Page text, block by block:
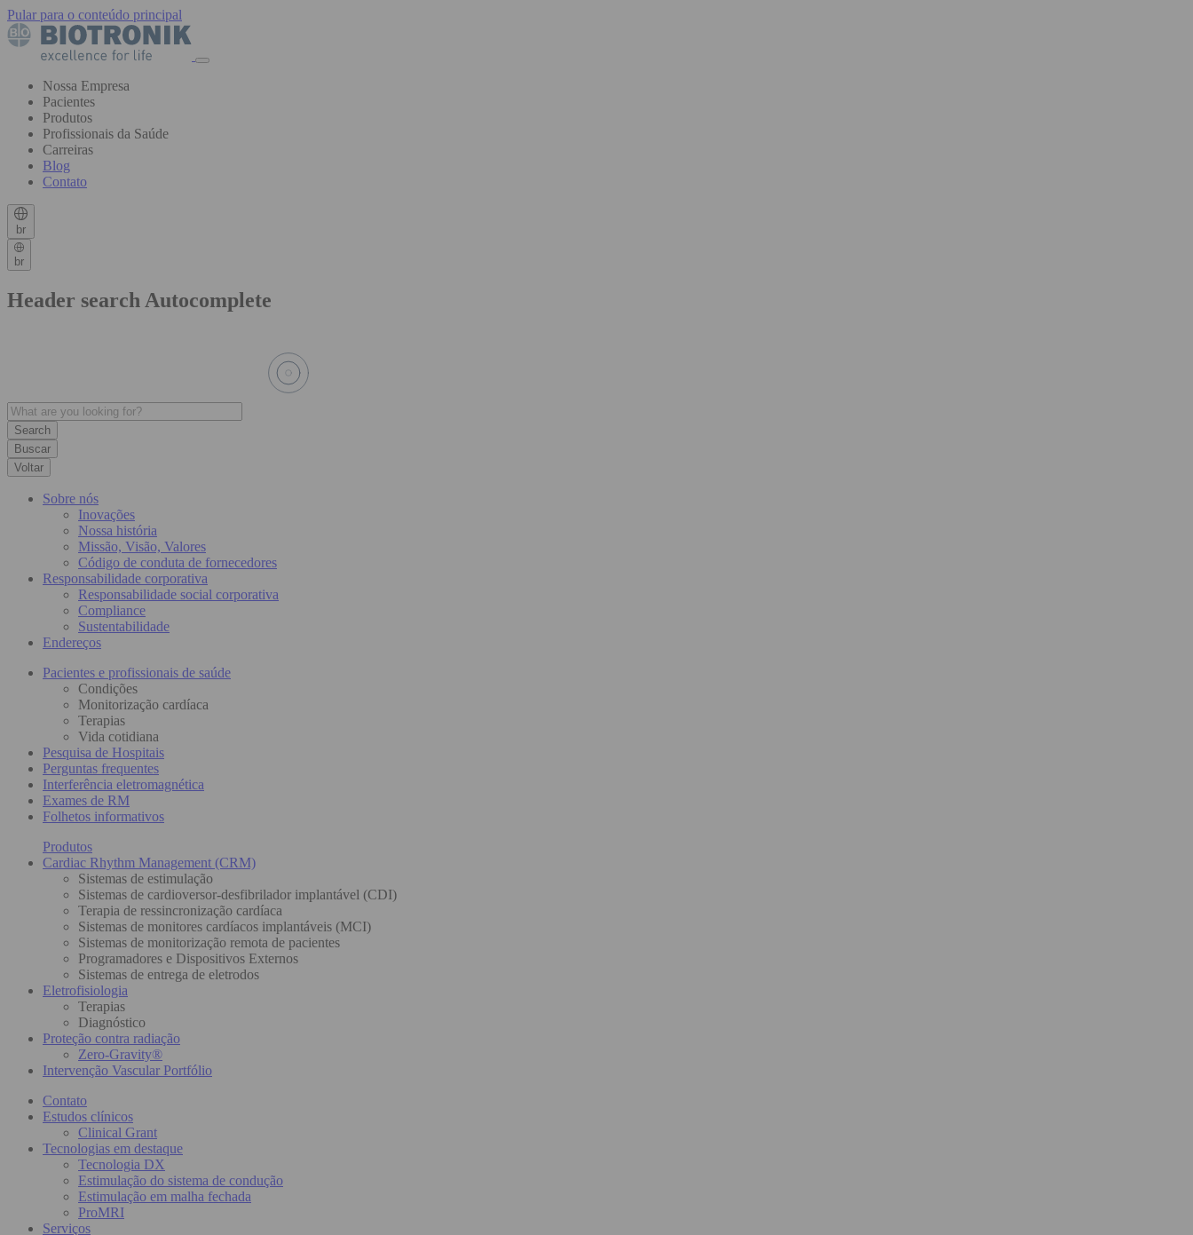
Pular para o conteúdo principal
Nossa Empresa
Pacientes
Produtos
Profissionais da Saúde
Carreiras
Blog
Contato
br
br
Header search Autocomplete
Buscar
Voltar
Sobre nós
Inovações
Nossa história
Missão, Visão, Valores
Código de conduta de fornecedores
Responsabilidade corporativa
Responsabilidade social corporativa
Compliance
Sustentabilidade
Endereços
Pacientes e profissionais de saúde
Condições
Monitorização cardíaca
Terapias
Vida cotidiana
Pesquisa de Hospitais
Perguntas frequentes
Interferência eletromagnética
Exames de RM
Folhetos informativos
Produtos
Cardiac Rhythm Management (CRM)
Sistemas de estimulação
Sistemas de cardioversor-desfibrilador implantável (CDI)
Terapia de ressincronização cardíaca
Sistemas de monitores cardíacos implantáveis (MCI)
Sistemas de monitorização remota de pacientes
Programadores e Dispositivos Externos
Sistemas de entrega de eletrodos
Eletrofisiologia
Terapias
Diagnóstico
Proteção contra radiação
Zero-Gravity®
Intervenção Vascular Portfólio
Contato
Estudos clínicos
Clinical Grant
Tecnologias em destaque
Tecnologia DX
Estimulação do sistema de condução
Estimulação em malha fechada
ProMRI
Serviços